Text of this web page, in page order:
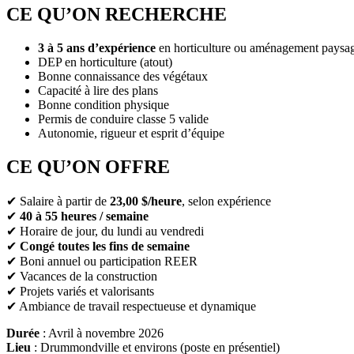
CE QU’ON RECHERCHE
3 à 5 ans d’expérience en horticulture ou aménagement
DEP en horticulture (atout)
Bonne connaissance des végétaux
Capacité à lire des plans
Bonne condition physique
Permis de conduire classe 5 valide
Autonomie, rigueur et esprit d’équipe
CE QU’ON OFFRE
✔ Salaire à partir de 23,00 $/heure, selon expérience
✔ 40 à 55 heures / semaine
✔ Horaire de jour, du lundi au vendredi
✔ Congé toutes les fins de semaine
✔ Boni annuel ou participation REER
✔ Vacances de la construction
✔ Projets variés et valorisants
✔ Ambiance de travail respectueuse et dynamique
Durée : Avril à novembre 2026
Lieu : Drummondville et environs (poste en présentiel)